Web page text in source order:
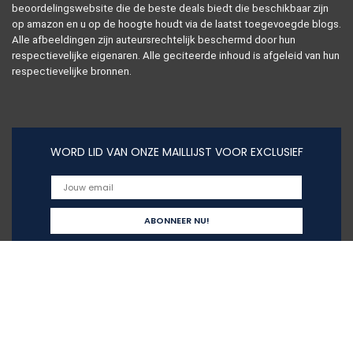
beoordelingswebsite die de beste deals biedt die beschikbaar zijn
op amazon en u op de hoogte houdt via de laatst toegevoegde blogs.
Alle afbeeldingen zijn auteursrechtelijk beschermd door hun
respectievelijke eigenaren. Alle geciteerde inhoud is afgeleid van hun
respectievelijke bronnen.
WORD LID VAN ONZE MAILLIJST VOOR EXCLUSIEF